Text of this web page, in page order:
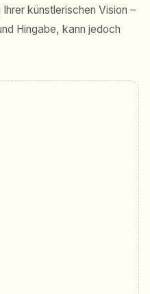
künstlerischen Vision –
Hingabe, kann jedoch